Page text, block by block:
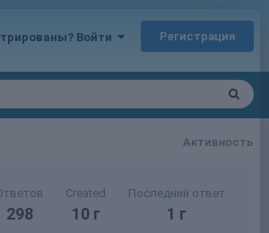
Войти Регистрация
Активность
298
Created
10 г
Последний ответ
1 г